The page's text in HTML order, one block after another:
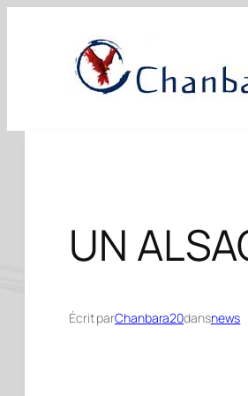
contenu
UN
Écrit parChanbara20dansnews